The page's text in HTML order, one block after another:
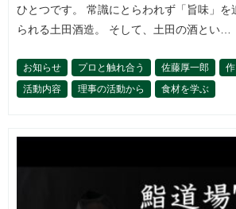
ひとつです。 常識にとらわれず「旨味」を
られる土田酒造。 そして、土田の酒とい…
お知らせ プロと触れ合う 佐藤厚一郎
活動内容
理事の活動から 食材を学ぶ